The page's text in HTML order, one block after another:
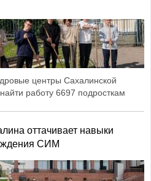
центры Сахалинской
работу 6697 подросткам
оттачивает навыки
СИМ